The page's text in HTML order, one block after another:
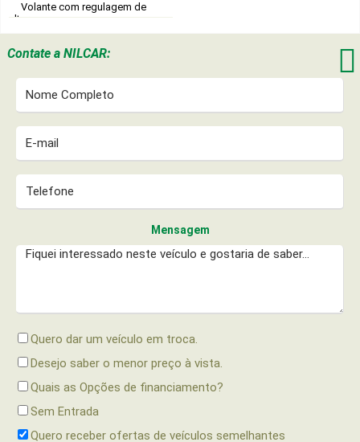
Volante com regulagem de
altura
Contate a NILCAR: 
Mensagem
Quero dar um veículo em troca.
Desejo saber o menor preço à vista.
Quais as Opções de financiamento?
Sem Entrada
Quero receber ofertas de veículos semelhantes